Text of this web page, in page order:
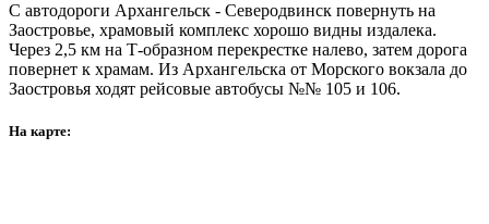
C автодороги Архангельск - Северодвинск повернуть на
Заостровье, храмовый комплекс хорошо видны издалека.
Через 2,5 км на Т-образном перекрестке налево, затем дорога
повернет к храмам. Из Архангельска от Морского вокзала до
Заостровья ходят рейсовые автобусы №№ 105 и 106.
На карте: